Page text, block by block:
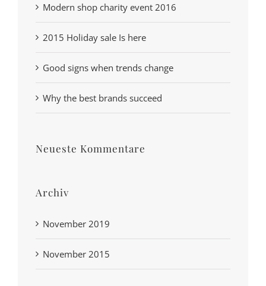
Modern shop charity event 2016
2015 Holiday sale Is here
Good signs when trends change
Why the best brands succeed
Neueste Kommentare
Archiv
November 2019
November 2015